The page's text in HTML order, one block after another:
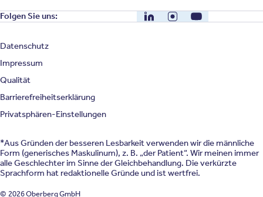
Folgen Sie uns: LinkedInInstagramYouTube
Datenschutz
Impressum
Qualität
Barrierefreiheitserklärung
Privatsphären-Einstellungen
*Aus Gründen der besseren Lesbarkeit verwenden wir die männliche
Form (generisches Maskulinum), z. B. „der Patient“. Wir meinen immer
alle Geschlechter im Sinne der Gleichbehandlung. Die verkürzte
Sprachform hat redaktionelle Gründe und ist wertfrei.
© 2026 Oberberg GmbH